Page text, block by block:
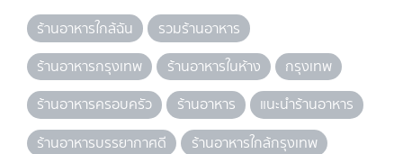
ร้านอาหารใกล้ฉัน
รวมร้านอาหาร
ร้านอาหารกรุงเทพ
ร้านอาหารในห้าง
กรุงเทพ
ร้านอาหารครอบครัว
ร้านอาหาร
แนะนำร้านอาหาร
ร้านอาหารบรรยากาศดี
ร้านอาหารใกล้กรุงเทพ